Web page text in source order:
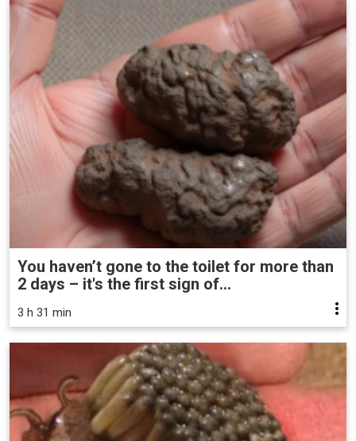
You haven’t gone to the toilet for more than
2 days – it's the first sign of...
3 h 31 min